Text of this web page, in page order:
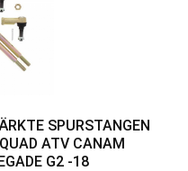
SPURSTANGEN
ATV CANAM
G2 -18